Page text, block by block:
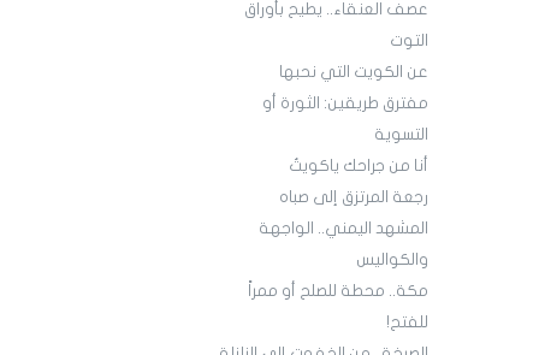
عصف العنقاء.. يطيح بأوراق
التوت
عن الكويت التي نحبها
مفترق طريقين: الثورة أو
التسوية
أنا من جراحك ياكويتُ
رجعة المرتزق إلى صباه
المشهد اليمني.. الواجهة
والكواليس
مكة.. محطة للصلح أو ممراً
للفتح!